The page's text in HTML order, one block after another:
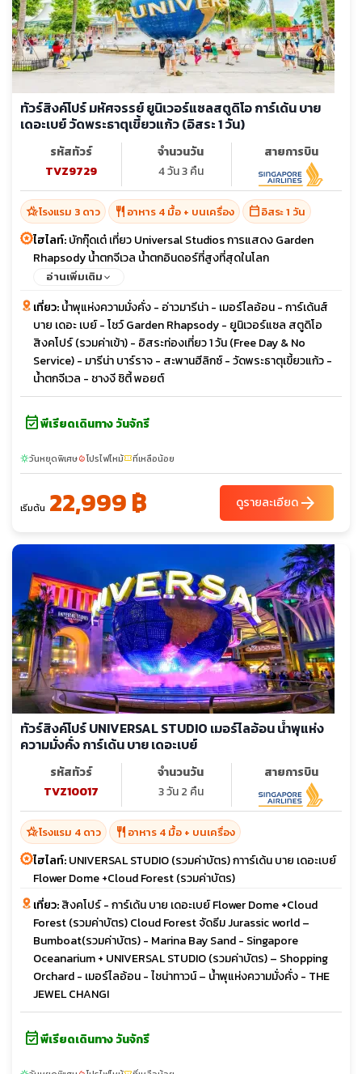
ทัวร์สิงค์โปร์ มหัศจรรย์ ยูนิเวอร์แซลสตูดิโอ การ์เด้น บาย
เดอะเบย์ วัดพระธาตุเขี้ยวแก้ว (อิสระ 1 วัน)
รหัสทัวร์
TVZ9729
จำนวนวัน
4 วัน 3 คืน
สายการบิน
hotel_classโรงแรม 3 ดาว restaurant อาหาร 4 มื้อ + บนเครื่อง calendar_todayอิสระ 1 วัน
ไฮไลท์:บักกุ๊ดเต๋ เที่ยว Universal Studios การแสดง Garden
Rhapsody น้ำตกจีเวล น้ำตกอินดอร์ที่สูงที่สุดในโลก
อ่านเพิ่มเติม
เที่ยว:น้ำพุแห่งความมั่งคั่ง - อ่าวมารีน่า - เมอร์ไลอ้อน - การ์เด้นส์
บาย เดอะ เบย์ - โชว์ Garden Rhapsody - ยูนิเวอร์แซล สตูดิโอ
สิงคโปร์ (รวมค่าเข้า) - อิสระท่องเที่ยว 1 วัน (Free Day & No
Service) - มารีน่า บาร์ราจ - สะพานฮีลิกซ์ - วัดพระธาตุเขี้ยวแก้ว -
น้ำตกจีเวล - ชางงี ซิตี้ พอยต์
event_availableพีเรียดเดินทาง วันจักรี
sunnyวันหยุดพิเศษlocal_fire_departmentโปรไฟไหม้confirmation_numberที่เหลือน้อย
เริ่มต้น 22,999 ฿ ดูรายละเอียดarrow_forward
ทัวร์สิงค์โปร์ UNIVERSAL STUDIO เมอร์ไลอ้อน น้ำพุแห่ง
ความมั่งคั่ง การ์เด้น บาย เดอะเบย์
รหัสทัวร์
TVZ10017
จำนวนวัน
3 วัน 2 คืน
สายการบิน
hotel_classโรงแรม 4 ดาว restaurant อาหาร 4 มื้อ + บนเครื่อง
ไฮไลท์:UNIVERSAL STUDIO (รวมค่าบัตร) กาาร์เด้น บาย เดอะเบย์
Flower Dome +Cloud Forest (รวมค่าบัตร)
เที่ยว:สิงคโปร์ - การ์เด้น บาย เดอะเบย์ Flower Dome +Cloud
Forest (รวมค่าบัตร) Cloud Forest จัดธีม Jurassic world –
Bumboat(รวมค่าบัตร) - Marina Bay Sand - Singapore
Oceanarium + UNIVERSAL STUDIO (รวมค่าบัตร) – Shopping
Orchard - เมอร์ไลอ้อน - ไชน่าทาวน์ – น้ำพุแห่งความมั่งคั่ง - THE
JEWEL CHANGI
event_availableพีเรียดเดินทาง วันจักรี